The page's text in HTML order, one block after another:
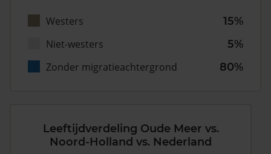
Westers
15%
Niet-westers
5%
Zonder migratieachtergrond
80%
Leeftijdverdeling Oude Meer vs.
Noord-Holland vs. Nederland